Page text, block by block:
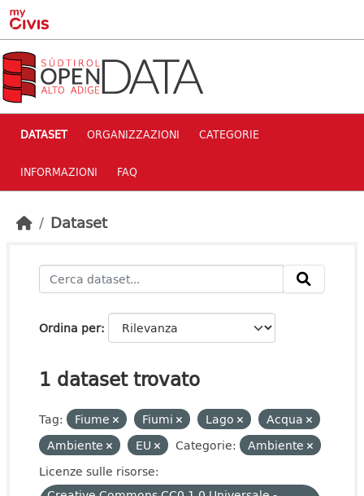
Skip to main content
DATASET ORGANIZZAZIONI CATEGORIE
INFORMAZIONI FAQ
Dataset
Ordina per
1 dataset trovato
Tag: Fiume Fiumi Lago
Acqua
Ambiente
EU Categorie:
Ambiente
Licenze sulle risorse: